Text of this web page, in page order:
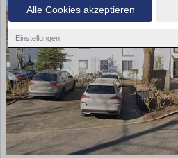
Alle Cookies akzeptieren
Einstellungen